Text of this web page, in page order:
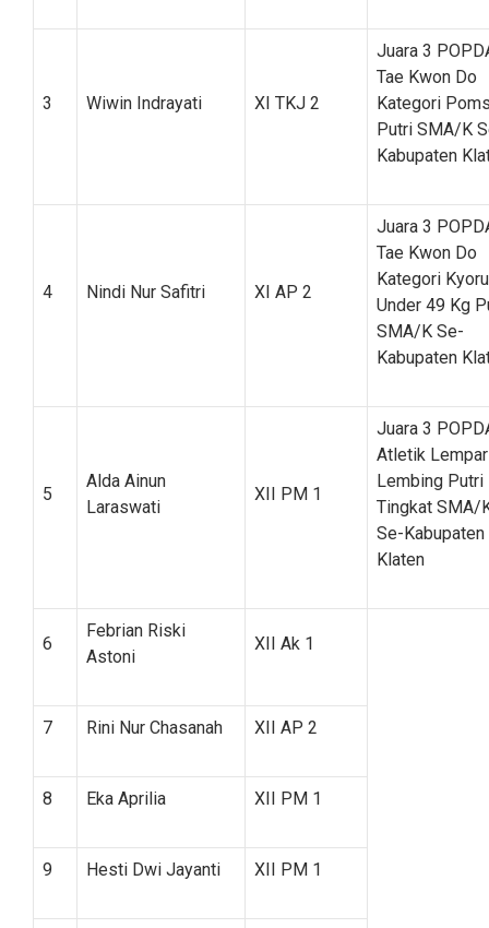
3 Wiwin Indrayati XI TKJ 2
Juara 3
Tae Kwon Do
Kategori
Putri SMA/K
Kabupaten
4 Nindi Nur Safitri XI AP 2
Juara 3
Tae Kwon Do
Kategori
Under 49 Kg
SMA/K Se-
Kabupaten
5
Alda Ainun
Laraswati
XII PM 1
Juara 3
Atletik Lempar
Lembing Putri
Tingkat SMA/
Se-Kabupaten
Klaten
6
Febrian Riski
Astoni
XII Ak 1
7 Rini Nur Chasanah XII AP 2
8 Eka Aprilia XII PM 1
9 Hesti Dwi Jayanti XII PM 1